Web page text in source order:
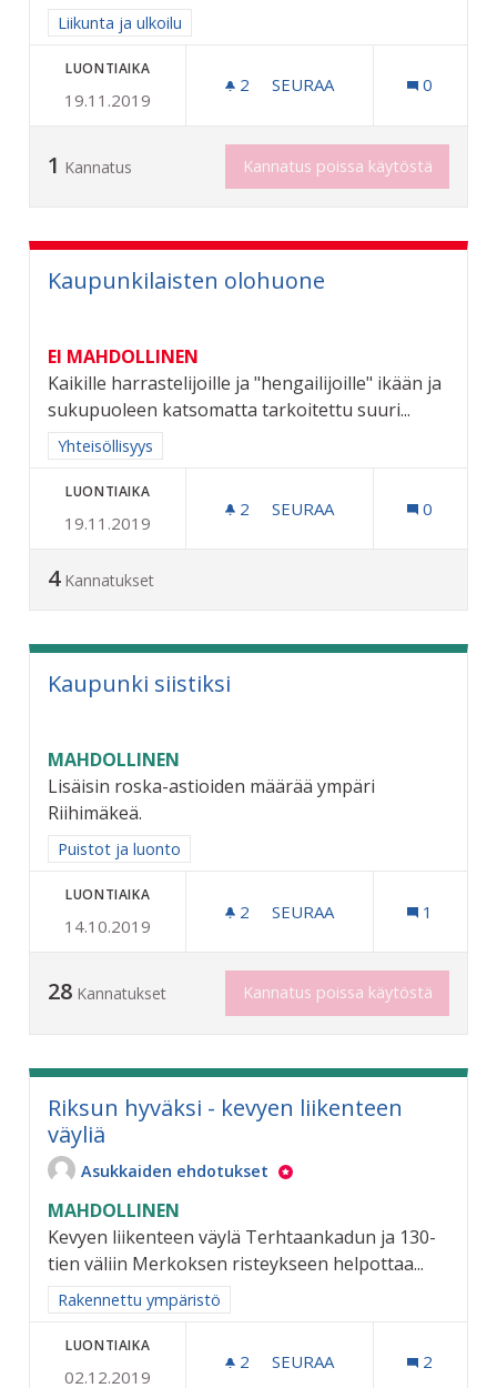
Rajaa tulokset aihepiirin mukaan: Liikunta ja ulkoilu
Liikunta ja ulkoilu
LUONTIAIKA
19.11.2019
2 2 SEURAAJAA
SEURAA 0
1 Kannatus Kannatus poissa käytöstä
Kaupunkilaisten olohuone
EI MAHDOLLINEN
Kaikille harrastelijoille ja "hengailijoille" ikään ja
sukupuoleen katsomatta tarkoitettu suuri...
Rajaa tulokset aihepiirin mukaan: Yhteisöllisyys
Yhteisöllisyys
LUONTIAIKA
19.11.2019
2 2 SEURAAJAA
SEURAA 0
4 Kannatukset
Kaupunki siistiksi
MAHDOLLINEN
Lisäisin roska-astioiden määrää ympäri
Riihimäkeä.
Rajaa tulokset aihepiirin mukaan: Puistot ja luonto
Puistot ja luonto
LUONTIAIKA
14.10.2019
2 2 SEURAAJAA
SEURAA 1
28 Kannatukset Kannatus poissa käytöstä
Riksun hyväksi - kevyen liikenteen
väyliä
Asukkaiden ehdotukset
MAHDOLLINEN
Kevyen liikenteen väylä Terhtaankadun ja 130-
tien väliin Merkoksen risteykseen helpottaa...
Rajaa tulokset aihepiirin mukaan: Rakennettu ympäristö
Rakennettu ympäristö
LUONTIAIKA
02.12.2019
2 2 SEURAAJAA
SEURAA 2